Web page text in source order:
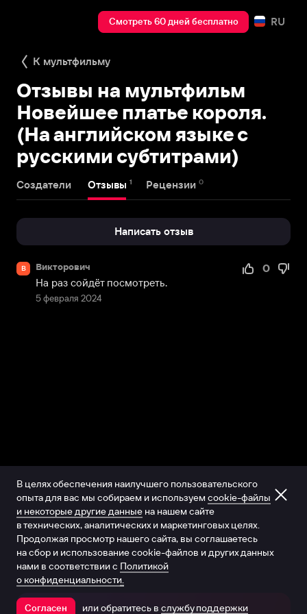
Смотреть 60 дней бесплатно RU
К мультфильму
Отзывы на мультфильм
Новейшее платье короля.
(На английском языке с
русскими субтитрами)
Создатели Отзывы 1 Рецензии 0
Написать отзыв
В Викторович
5 февраля 2024
0
На раз сойдёт посмотреть.
Открыть в приложении
В целях обеспечения наилучшего пользовательского
опыта для вас мы собираем и используем cookie-файлы
и некоторые другие данные на нашем сайте
в технических, аналитических и маркетинговых целях.
Продолжая просмотр нашего сайта, вы соглашаетесь
на сбор и использование cookie-файлов и других данных
нами в соответствии с Политикой
о конфиденциальности.
Согласен или обратитесь в службу поддержки